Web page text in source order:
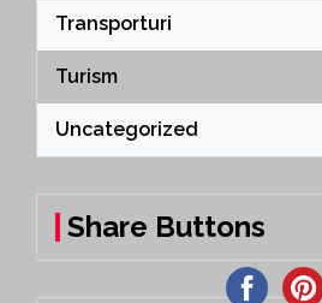
Transporturi
Turism
Uncategorized
Share Buttons